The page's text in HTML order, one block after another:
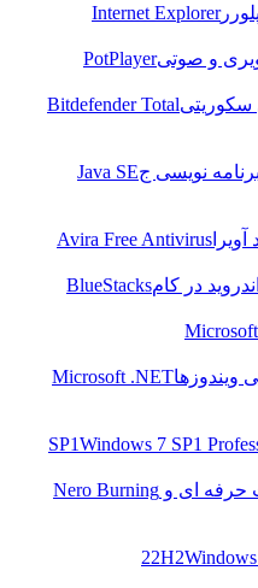
Internet Explorer
و صوتیPotPlayer
سکوریتیBitdefender Total
نویسی جJava SE
Avira Free Antivirus
در کامBlueStacks
ویندوزهاMicrosoft .NET
Windows 7 SP1
Nero Burning